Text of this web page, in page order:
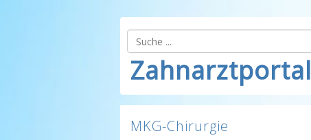
Zahnarztportal
MKG-Chirurgie